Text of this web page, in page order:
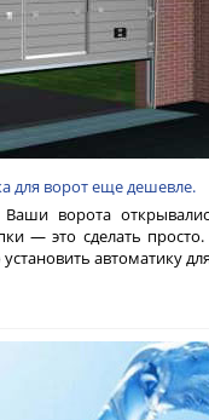
для ворот еще дешевле.
ворота
— это сделать
автоматику